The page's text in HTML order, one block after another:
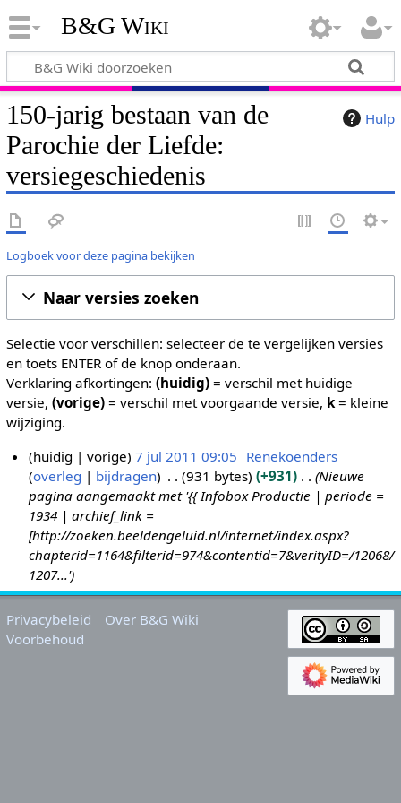
B&G Wiki
Hulp
150-jarig bestaan van de
Parochie der Liefde:
versiegeschiedenis
Logboek voor deze pagina bekijken
Naar versies zoeken
Selectie voor verschillen: selecteer de te vergelijken versies
en toets ENTER of de knop onderaan.
Verklaring afkortingen: (huidig)= verschil met huidige
versie, (vorige)= verschil met voorgaande versie, k= kleine
wijziging.
1
1
huidig vorige 7 jul 2011 09:05 Renekoenders
overleg
bijdragen 931 bytes +931
Nieuwe
pagina aangemaakt met '{{ Infobox Productie | periode =
1934 | archief_link =
[http://zoeken.beeldengeluid.nl/internet/index.aspx?
chapterid=1164&filterid=974&contentid=7&verityID=/12068/
1207...'
Privacybeleid
Over B&G Wiki
Voorbehoud